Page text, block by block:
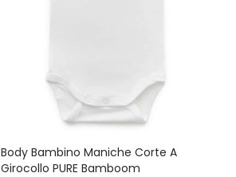
Body Bambino Maniche Corte A
Girocollo PURE Bamboom